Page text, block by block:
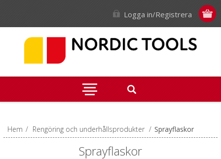
Logga in/Registrera
Hem / Rengöring och underhållsprodukter / Sprayflaskor
Sprayflaskor